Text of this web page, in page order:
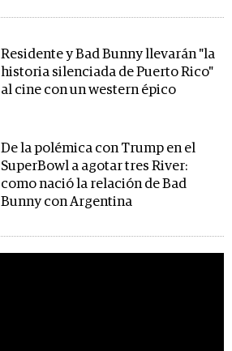
Residente y Bad Bunny llevarán "la
historia silenciada de Puerto Rico"
al cine con un western épico
De la polémica con Trump en el
SuperBowl a agotar tres River:
como nació la relación de Bad
Bunny con Argentina